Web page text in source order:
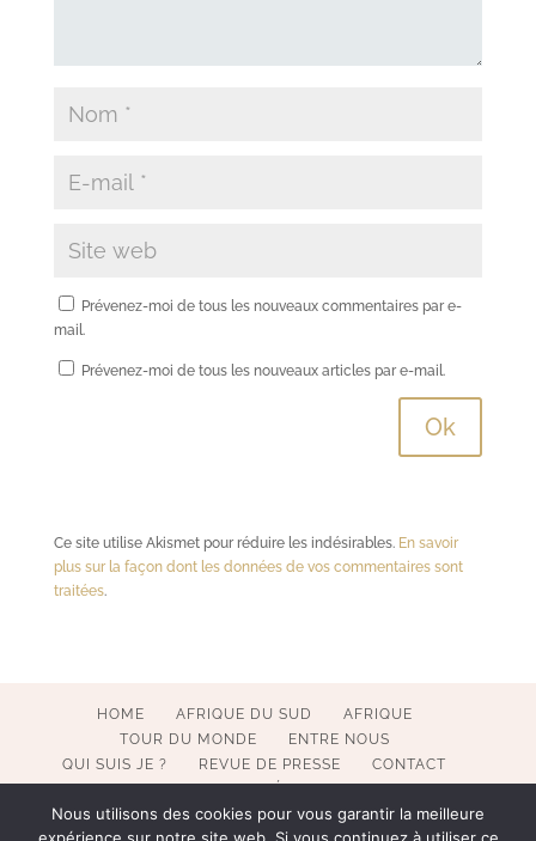
Prévenez-moi de tous les nouveaux commentaires par e-
mail.
Prévenez-moi de tous les nouveaux articles par e-mail.
Ce site utilise Akismet pour réduire les indésirables. En savoir
plus sur la façon dont les données de vos commentaires sont
traitées.
HOME AFRIQUE DU SUD
AFRIQUE
TOUR DU MONDE
ENTRE NOUS
QUI SUIS JE ?
REVUE DE PRESSE
CONTACT
Nous utilisons des cookies pour vous garantir la meilleure